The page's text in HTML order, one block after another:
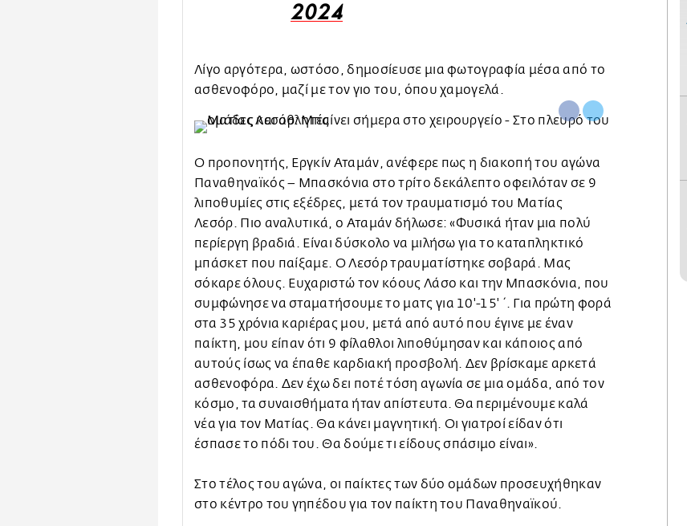
2024
Λίγο αργότερα, ωστόσο, δημοσίευσε μια φωτογραφία μέσα από το
ασθενοφόρο, μαζί με τον γιο του, όπου χαμογελά.
Ο προπονητής, Εργκίν Αταμάν, ανέφερε πως η διακοπή του αγώνα
Παναθηναϊκός – Μπασκόνια στο τρίτο δεκάλεπτο οφειλόταν σε 9
λιποθυμίες στις εξέδρες, μετά τον τραυματισμό του Ματίας
Λεσόρ. Πιο αναλυτικά, ο Αταμάν δήλωσε: «Φυσικά ήταν μια πολύ
περίεργη βραδιά. Είναι δύσκολο να μιλήσω για το καταπληκτικό
μπάσκετ που παίξαμε. Ο Λεσόρ τραυματίστηκε σοβαρά. Μας
σόκαρε όλους. Ευχαριστώ τον κόους Λάσο και την Μπασκόνια, που
συμφώνησε να σταματήσουμε το ματς για 10'-15'΄. Για πρώτη φορά
στα 35 χρόνια καριέρας μου, μετά από αυτό που έγινε με έναν
παίκτη, μου είπαν ότι 9 φίλαθλοι λιποθύμησαν και κάποιος από
αυτούς ίσως να έπαθε καρδιακή προσβολή. Δεν βρίσκαμε αρκετά
ασθενοφόρα. Δεν έχω δει ποτέ τόση αγωνία σε μια ομάδα, από τον
κόσμο, τα συναισθήματα ήταν απίστευτα. Θα περιμένουμε καλά
νέα για τον Ματίας. Θα κάνει μαγνητική. Οι γιατροί είδαν ότι
έσπασε το πόδι του. Θα δούμε τι είδους σπάσιμο είναι».
Στο τέλος του αγώνα, οι παίκτες των δύο ομάδων προσευχήθηκαν
στο κέντρο του γηπέδου για τον παίκτη του Παναθηναϊκού.